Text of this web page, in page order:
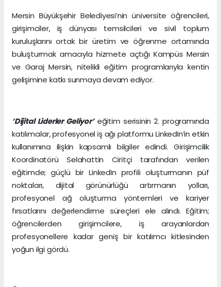
Mersin Büyükşehir Belediyesi’nin üniversite öğrencileri,
girişimciler, iş dünyası temsilcileri ve sivil toplum
kuruluşlarını ortak bir üretim ve öğrenme ortamında
buluşturmak amacıyla hizmete açtığı Kampüs Mersin
ve Garaj Mersin, nitelikli eğitim programlarıyla kentin
gelişimine katkı sunmaya devam ediyor.
‘Dijital Liderler Geliyor’eğitim serisinin 2. programında
katılımcılar, profesyonel iş ağı platformu LinkedIn’in etkin
kullanımına ilişkin kapsamlı bilgiler edindi. Girişimcilik
Koordinatörü Selahattin Ciritçi tarafından verilen
eğitimde; güçlü bir LinkedIn profili oluşturmanın püf
noktaları, dijital görünürlüğü artırmanın yolları,
profesyonel ağ oluşturma yöntemleri ve kariyer
fırsatlarını değerlendirme süreçleri ele alındı. Eğitim;
öğrencilerden girişimcilere, iş arayanlardan
profesyonellere kadar geniş bir katılımcı kitlesinden
yoğun ilgi gördü.